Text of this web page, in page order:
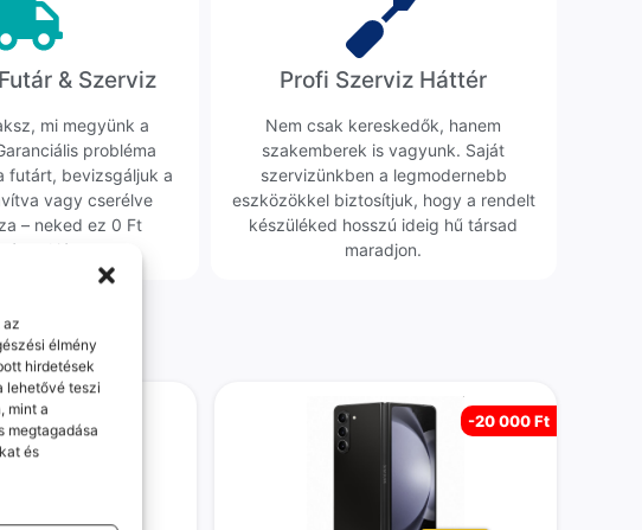
az
élmény
hirdetések
lehetővé teszi
mint a
megtagadása
és
& Szerviz
mi megyünk a
probléma
futárt, bevizsgáljuk a
vagy cserélve
– neked ez 0 Ft
jár.
Profi Szerviz Háttér
Nem csak kereskedők, hanem
szakemberek is vagyunk. Saját
szervizünkben a legmodernebb
eszközökkel biztosítjuk, hogy a rendelt
készüléked hosszú ideig hű társad
maradjon.
-20 000 Ft